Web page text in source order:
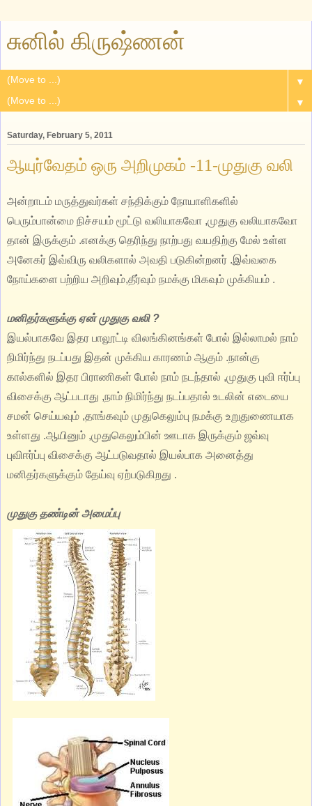
சுனில் கிருஷ்ணன்
▼
▼
Saturday, February 5, 2011
ஆயுர்வேதம் ஒரு அறிமுகம் -11-முதுகு வலி
அன்றாடம் மருத்துவர்கள் சந்திக்கும் நோயாளிகளில்
பெரும்பான்மை நிச்சயம் மூட்டு வலியாகவோ ,முதுகு வலியாகவோ
தான் இருக்கும் .எனக்கு தெரிந்து நாற்பது வயதிற்கு மேல் உள்ள
அனேகர் இவ்விரு வலிகளால் அவதி படுகின்றனர் .இவ்வகை
நோய்களை பற்றிய அறிவும்,தீர்வும் நமக்கு மிகவும் முக்கியம் .
மனிதர்களுக்கு ஏன் முதுகு வலி ?
இயல்பாகவே இதர பாலூட்டி விலங்கினங்கள் போல் இல்லாமல் நாம்
நிமிர்ந்து நடப்பது இதன் முக்கிய காரணம் ஆகும் .நான்கு
கால்களில் இதர பிராணிகள் போல் நாம் நடந்தால் ,முதுகு புவி ஈர்ப்பு
விசைக்கு ஆட்படாது ,நாம் நிமிர்ந்து நடப்பதால் உடலின் எடையை
சமன் செய்யவும் ,தாங்கவும் முதுகெலும்பு நமக்கு உறுதுணையாக
உள்ளது .ஆயினும் ,முதுகெலும்பின் ஊடாக இருக்கும் ஜவ்வு
புவிஈர்ப்பு விசைக்கு ஆட்படுவதால் இயல்பாக அனைத்து
மனிதர்களுக்கும் தேய்வு ஏற்படுகிறது .
முதுகு தண்டின் அமைப்பு